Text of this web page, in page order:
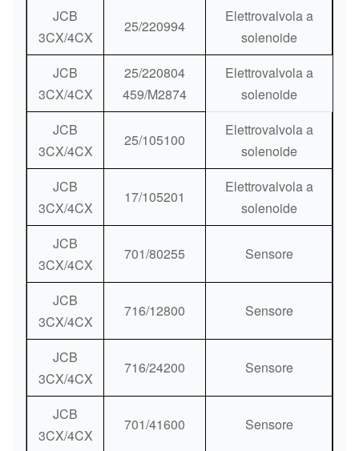
JCB
3CX/4CX
25/220994
Elettrovalvola a
solenoide
JCB
3CX/4CX
25/220804
459/M2874
Elettrovalvola a
solenoide
JCB
3CX/4CX
25/105100
Elettrovalvola a
solenoide
JCB
3CX/4CX
17/105201
Elettrovalvola a
solenoide
JCB
3CX/4CX
701/80255 Sensore
JCB
3CX/4CX
716/12800 Sensore
JCB
3CX/4CX
716/24200 Sensore
JCB
3CX/4CX
701/41600 Sensore